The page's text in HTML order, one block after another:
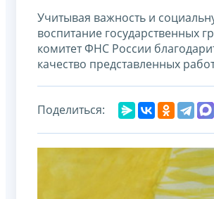
Учитывая важность и
воспитание государственных
комитет ФНС России
качество представленных
Поделиться: